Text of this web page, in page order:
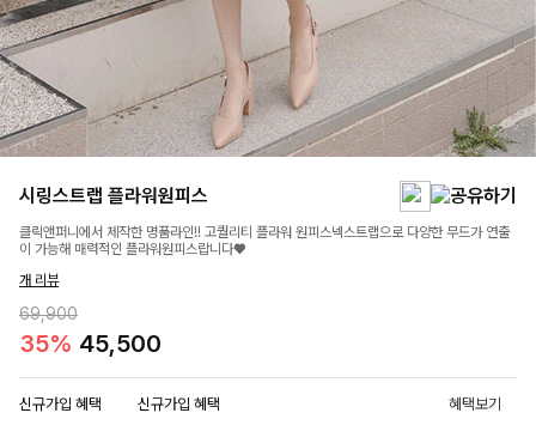
시링스트랩 플라워원피스
클릭앤퍼니에서 제작한 명품라인!! 고퀄리티 플라워 원피스넥스트랩으로 다양한 무드가 연출
이 가능해 매력적인 플라워원피스랍니다♥
개 리뷰
69,900
35% 45,500
신규가입 혜택 신규가입 혜택 혜택보기